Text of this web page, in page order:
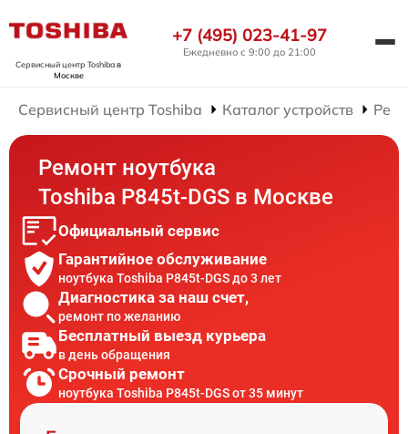
Сервисный центр Toshibaв
Москве
+7 (495) 023-41-97
Ежедневно с 9:00 до 21:00
Сервисный центр Toshiba Каталог устройств
Ремонт ноутбука
Toshiba P845t-DGS в Москве
Официальный сервис
Гарантийное обслуживание
ноутбука Toshiba P845t-DGS до 3 лет
Диагностика за наш счет,
ремонт по желанию
Бесплатный выезд курьера
в день обращения
Срочный ремонт
ноутбука Toshiba P845t-DGS от 35 минут